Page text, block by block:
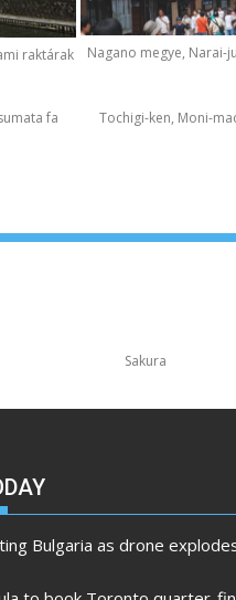
raktárak Nagano megye, Narai-
fa Tochigi-ken, Moni-
Sakura
Bulgaria as drone